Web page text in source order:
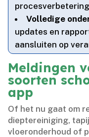
Volledige
updates en
aansluiten op
Meldingen
soorten
app
Of het nu gaat om
dieptereiniging,
vloeronderhoud of